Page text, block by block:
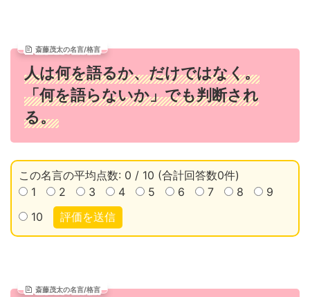
斎藤茂太の名言/格言
人は何を語るか、だけではなく。
「何を語らないか」でも判断され
る。
この名言の平均点数: 0 / 10 (合計回答数0件)
1
2 3 4 5 6 7 8
9
10
評価を送信
斎藤茂太の名言/格言